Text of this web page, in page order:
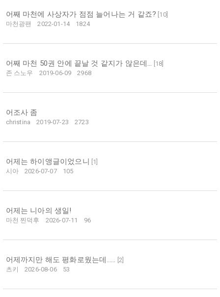
어째 마천에 사상자가 점점 늘어나는 거 같죠? 10]
마천광팬
2022-01-14 1824
어째 마천 50권 안에 끝날 것 같지가 않은데... 18
존 스노우
2019-06-09 2968
어조사 좀
christina 2019-07-23 2723
어제는 하이앵글이었으니 1
시아
2026-07-07 105
어제는 니아의 생일!
마천 찐덕후 2026-07-11 96
어제까지만 해도 평화로웠는데…… [2
츠키
2026-08-06 53